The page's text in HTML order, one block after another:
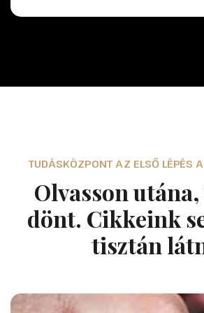
TUDÁSKÖZPONT AZ ELSŐ LÉPÉS
Olvassonutána,
dönt. Cikkeink s
tisztán lát